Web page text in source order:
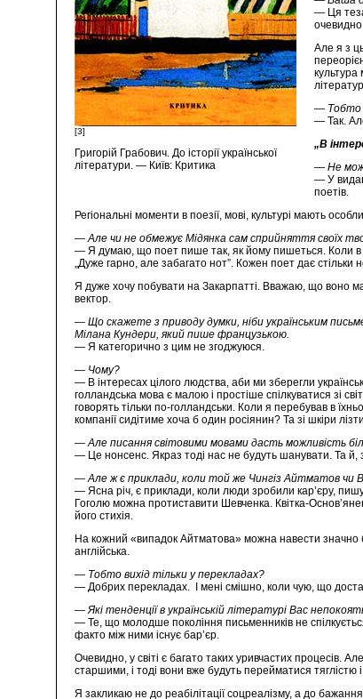
[3]
Григорій Грабович. До історії української
літератури. — Київ: Критика
— Ця
Але я з
культура
— Тобто
— Так.
„В
—Не
— У
поетів.
Регіональні моменти в поезії, мові, культурі мають
— Але чи не обмежує Мідянка сам сприйняття своїх
— Я думаю, що поет пише так, як йому пишеться. Коли в
„Дуже гарно, але забагато нот”. Кожен поет дає стільки
Я дуже хочу побувати на Закарпатті. Вважаю, що воно
вектор.
— Що скажете з приводу думки, ніби українським
Мілана Кундери, який пише французькою.
— Я категорично з цим не згоджуюся.
— Чому?
— В інтересах цілого людства, аби ми зберегли
голландська мова є малою і простіше спілкуватися зі
говорять тільки по-голландськи. Коли я перебував в
компанії сидітиме хоча б один росіянин? Та зі шкіри
— Але писання світовими мовами дасть можливість
— Це нонсенс. Якраз тоді нас не будуть шанувати. Та й,
— Але ж є приклади, коли той же Чингіз Айтматов чи
— Ясна річ, є приклади, коли люди зробили кар’єру,
Гоголю можна протиставити Шевченка. Квітка-
його стихія.
На кожний «випадок Айтматова» можна навести значно
англійська.
— Тобто вихід тільки у перекладах?
— Добрих перекладах. І мені смішно, коли чую, що
— Які тенденції в українській літературі Вас
— Те, що молодше покоління письменників не
факто між ними існує бар’єр.
Очевидно, у світі є багато таких уривчастих процесів.
старшими, і тоді вони вже будуть перейматися
Я закликаю не до реабілітації соцреалізму, а до